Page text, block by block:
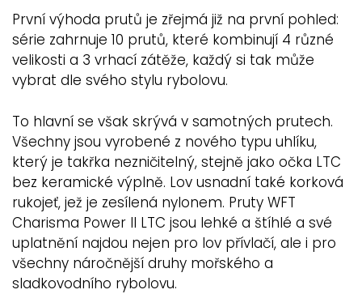
První výhoda prutů je zřejmá již na první pohled:
série zahrnuje 10 prutů, které kombinují 4 různé
velikosti a 3 vrhací zátěže, každý si tak může
vybrat dle svého stylu rybolovu.
To hlavní se však skrývá v samotných prutech.
Všechny jsou vyrobené z nového typu uhlíku,
který je takřka nezničitelný, stejně jako očka LTC
bez keramické výplně. Lov usnadní také korková
rukojeť, jež je zesílená nylonem. Pruty WFT
Charisma Power II LTC jsou lehké a štíhlé a své
uplatnění najdou nejen pro lov přívlačí, ale i pro
všechny náročnější druhy mořského a
sladkovodního rybolovu.